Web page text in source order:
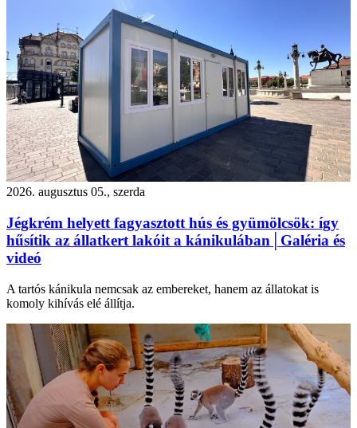
2026. augusztus 05., szerda
Jégkrém helyett fagyasztott hús és gyümölcsök: így
hűsítik az állatkert lakóit a kánikulában│Galéria és
videó
A tartós kánikula nemcsak az embereket, hanem az állatokat is
komoly kihívás elé állítja.